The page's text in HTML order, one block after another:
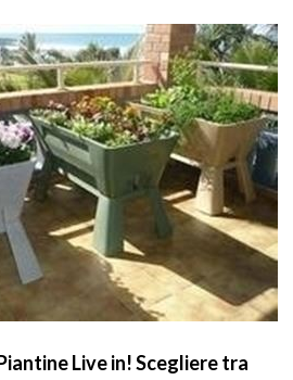
Live in! Scegliere tra